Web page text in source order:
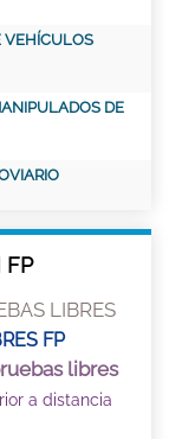
VEHÍCULOS
DE
FP
LIBRES
FP
libres
a distancia